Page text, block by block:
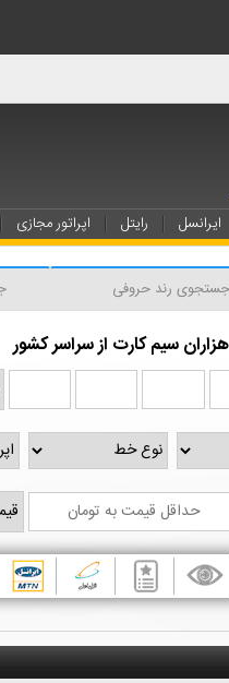
ایرانسل رایتل اپراتور مجازی
جستجوی رند حروفی
سیم کارت از سراسر کشور